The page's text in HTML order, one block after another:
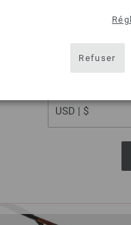
USA - The
Refuser